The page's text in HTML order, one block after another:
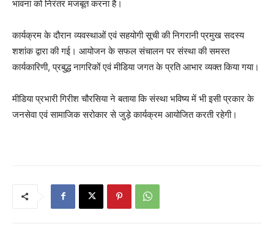
भावना को निरंतर मजबूत करना है।
कार्यक्रम के दौरान व्यवस्थाओं एवं सहयोगी सूची की निगरानी प्रमुख सदस्य
शशांक द्वारा की गई। आयोजन के सफल संचालन पर संस्था की समस्त
कार्यकारिणी, प्रबुद्ध नागरिकों एवं मीडिया जगत के प्रति आभार व्यक्त किया गया।
मीडिया प्रभारी गिरीश चौरसिया ने बताया कि संस्था भविष्य में भी इसी प्रकार के
जनसेवा एवं सामाजिक सरोकार से जुड़े कार्यक्रम आयोजित करती रहेगी।